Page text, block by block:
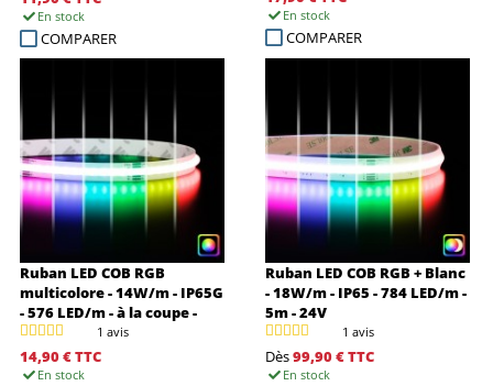
En stock
COMPARER
En stock
COMPARER
Ruban LED COB RGB
multicolore - 14W/m - IP65G
- 576 LED/m - à la coupe -
24V
1 avis
14,90 €TTC
En stock
Ruban LED COB RGB + Blanc
- 18W/m - IP65 - 784 LED/m -
5m - 24V
1 avis
Dès99,90 €TTC
En stock